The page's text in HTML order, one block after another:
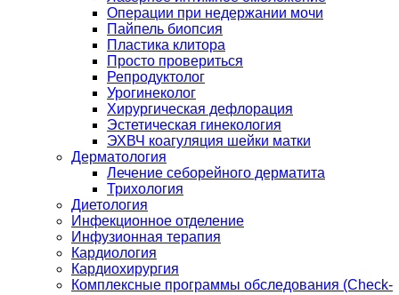
Операции при недержании мочи
Пайпель биопсия
Пластика клитора
Просто провериться
Репродуктолог
Урогинеколог
Хирургическая дефлорация
Эстетическая гинекология
ЭХВЧ коагуляция шейки матки
Дерматология
Лечение себорейного дерматита
Трихология
Диетология
Инфекционное отделение
Инфузионная терапия
Кардиология
Кардиохирургия
Комплексные программы обследования (Check-